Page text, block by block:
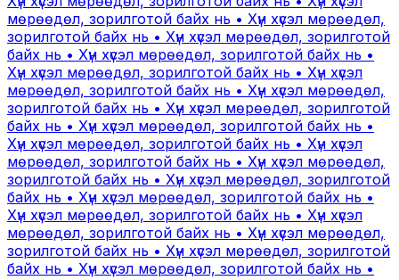
мөрөөдөл, зорилготой байх нь • Хүн хүсэл мөрөөдөл,
зорилготой байх нь • Хүн хүсэл мөрөөдөл, зорилготой
байх нь • Хүн хүсэл мөрөөдөл, зорилготой байх нь •
Хүн хүсэл мөрөөдөл, зорилготой байх нь • Хүн хүсэл
мөрөөдөл, зорилготой байх нь • Хүн хүсэл мөрөөдөл,
зорилготой байх нь • Хүн хүсэл мөрөөдөл, зорилготой
байх нь • Хүн хүсэл мөрөөдөл, зорилготой байх нь •
Хүн хүсэл мөрөөдөл, зорилготой байх нь • Хүн хүсэл
мөрөөдөл, зорилготой байх нь • Хүн хүсэл мөрөөдөл,
зорилготой байх нь • Хүн хүсэл мөрөөдөл, зорилготой
байх нь • Хүн хүсэл мөрөөдөл, зорилготой байх нь •
Хүн хүсэл мөрөөдөл, зорилготой байх нь • Хүн хүсэл
мөрөөдөл, зорилготой байх нь • Хүн хүсэл мөрөөдөл,
зорилготой байх нь • Хүн хүсэл мөрөөдөл, зорилготой
байх нь • Хүн хүсэл мөрөөдөл, зорилготой байх нь •